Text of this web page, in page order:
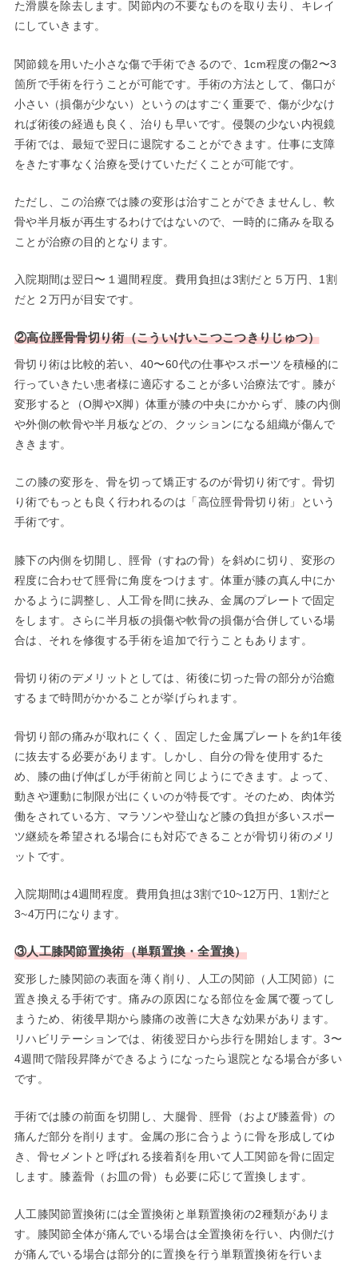
た滑膜を除去します。関節内の不要なものを取り去り、キレイ
にしていきます。
関節鏡を用いた小さな傷で手術できるので、1cm程度の傷2〜3
箇所で手術を行うことが可能です。手術の方法として、傷口が
小さい（損傷が少ない）というのはすごく重要で、傷が少なけ
れば術後の経過も良く、治りも早いです。侵襲の少ない内視鏡
手術では、最短で翌日に退院することができます。仕事に支障
をきたす事なく治療を受けていただくことが可能です。
ただし、この治療では膝の変形は治すことができませんし、軟
骨や半月板が再生するわけではないので、一時的に痛みを取る
ことが治療の目的となります。
入院期間は翌日〜１週間程度。費用負担は3割だと５万円、1割
だと２万円が目安です。
②高位脛骨骨切り術（こういけいこつこつきりじゅつ）
骨切り術は比較的若い、40〜60代の仕事やスポーツを積極的に
行っていきたい患者様に適応することが多い治療法です。膝が
変形すると（O脚やX脚）体重が膝の中央にかからず、膝の内側
や外側の軟骨や半月板などの、クッションになる組織が傷んで
ききます。
この膝の変形を、骨を切って矯正するのが骨切り術です。骨切
り術でもっとも良く行われるのは「高位脛骨骨切り術」という
手術です。
膝下の内側を切開し、脛骨（すねの骨）を斜めに切り、変形の
程度に合わせて脛骨に角度をつけます。体重が膝の真ん中にか
かるように調整し、人工骨を間に挟み、金属のプレートで固定
をします。さらに半月板の損傷や軟骨の損傷が合併している場
合は、それを修復する手術を追加で行うこともあります。
骨切り術のデメリットとしては、術後に切った骨の部分が治癒
するまで時間がかかることが挙げられます。
骨切り部の痛みが取れにくく、固定した金属プレートを約1年後
に抜去する必要があります。しかし、自分の骨を使用するた
め、膝の曲げ伸ばしが手術前と同じようにできます。よって、
動きや運動に制限が出にくいのが特長です。そのため、肉体労
働をされている方、マラソンや登山など膝の負担が多いスポー
ツ継続を希望される場合にも対応できることが骨切り術のメリ
ットです。
入院期間は4週間程度。費用負担は3割で10~12万円、1割だと
3~4万円になります。
③人工膝関節置換術（単顆置換・全置換）
変形した膝関節の表面を薄く削り、人工の関節（人工関節）に
置き換える手術です。痛みの原因になる部位を金属で覆ってし
まうため、術後早期から膝痛の改善に大きな効果があります。
リハビリテーションでは、術後翌日から歩行を開始します。3〜
4週間で階段昇降ができるようになったら退院となる場合が多い
です。
手術では膝の前面を切開し、大腿骨、脛骨（および膝蓋骨）の
痛んだ部分を削ります。金属の形に合うように骨を形成してゆ
き、骨セメントと呼ばれる接着剤を用いて人工関節を骨に固定
します。膝蓋骨（お皿の骨）も必要に応じて置換します。
人工膝関節置換術には全置換術と単顆置換術の2種類がありま
す。膝関節全体が痛んでいる場合は全置換術を行い、内側だけ
が痛んでいる場合は部分的に置換を行う単顆置換術を行いま